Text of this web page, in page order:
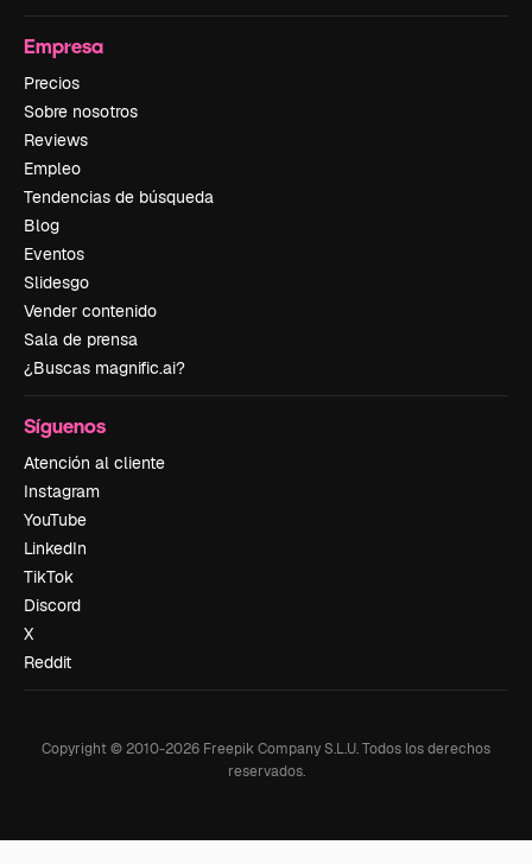
Empresa
Precios
Sobre nosotros
Reviews
Empleo
Tendencias de búsqueda
Blog
Eventos
Slidesgo
Vender contenido
Sala de prensa
¿Buscas magnific.ai?
Síguenos
Atención al cliente
Instagram
YouTube
LinkedIn
TikTok
Discord
X
Reddit
Copyright © 2010-2026 Freepik Company S.L.U.Todos los derechos
reservados.